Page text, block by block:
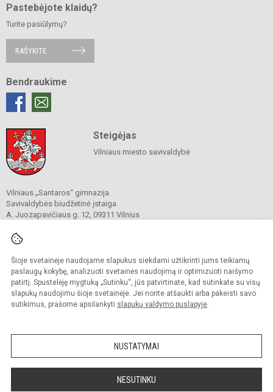
Šioje svetainėje naudojame slapukus siekdami užtikrinti jums teikiamų
paslaugų kokybę, analizuoti svetainės naudojimą ir optimizuoti naršymo
patirtį. Spustelėję mygtuką „Sutinku“, jūs patvirtinate, kad sutinkate su visų
slapukų naudojimu šioje svetainėje. Jei norite atšaukti arba pakeisti savo
sutikimus, prašome apsilankyti slapukų valdymo puslapyje.
NUSTATYMAI
NESUTINKU
Pastebėjote klaidų?
Turite pasiūlymų?
RAŠYKITE
Bendraukime
Steigėjas
Vilniaus miesto savivaldybė
Vilniaus „Santaros“ gimnazija
Savivaldybės biudžetinė įstaiga
A. Juozapavičiaus g. 12, 09311 Vilnius
El. p.
Duomenys kaupiami ir saugomi
Juridinių asmenų registre
Įmonės kodas 304089960
Kopijuoti turinį be raštiško gimnazijos sutikimo griežtai draudžiama.
Prieinamumo paraiška Slapukų politika
Sumanus būdas atnaujinti
svetainę